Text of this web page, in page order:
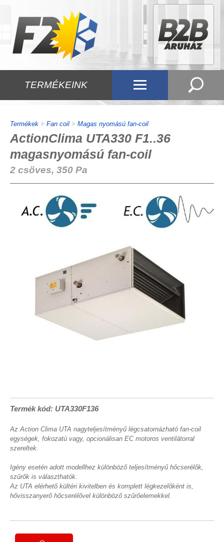
TERMÉKEINK
Termékek > Fan coil > Magas nyomású fan-coil
ActionClima UTA330 F1..36
magasnyomású fan-coil
2 csöves, 350 Pa
Termék kód: UTA330F136
Az Action Clima UTA nagyteljesítményű légcsatornázható fan-coil
egységek, fokozatú vagy, opcionálisan EC motoros ventilátorral
szereltek.
Igény esetén adott modellhez különböző teljesítményű hőcserélők,
szűrők is választhatók.
Az UTA elérhető kültéri kivitelben és komplett légkezelőként is,
hővisszanyerő hőcserélővel különböző szűrőelemekkel.